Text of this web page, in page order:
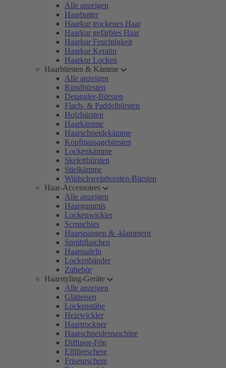
Alle anzeigen
Haarbutter
Haarkur trockenes Haar
Haarkur gefärbtes Haar
Haarkur Feuchtigkeit
Haarkur Keratin
Haarkur Locken
Haarbürsten & Kämme
Alle anzeigen
Rundbürsten
Detangler-Bürsten
Flach- & Paddelbürsten
Holzbürsten
Haarkämme
Haarschneidekämme
Kopfmassagebürsten
Lockenkämme
Skelettbürsten
Stielkämme
Wildschweinborsten-Bürsten
Haar-Accessoires
Alle anzeigen
Haargummis
Lockenwickler
Scrunchies
Haarspangen & -klammern
Sprühflaschen
Haarnadeln
Lockenbänder
Zubehör
Haarstyling-Geräte
Alle anzeigen
Glätteisen
Lockenstäbe
Heizwickler
Haartrockner
Haarschneidemaschine
Diffusor-Fön
Effilierschere
Friseurschere